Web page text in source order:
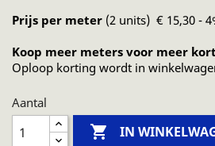
Prijs per meter (2 units) € 15,30 -
Koop meer meters voor meer
Oploop korting wordt in
Aantal
 IN